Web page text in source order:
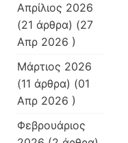
Απρίλιος 2026
(21 άρθρα) (27
Απρ 2026 )
Μάρτιος 2026
(11 άρθρα) (01
Απρ 2026 )
Φεβρουάριος